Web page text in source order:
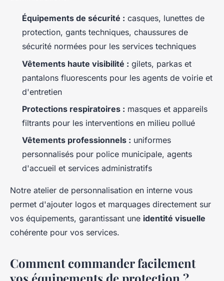
Équipements de sécurité : casques, lunettes de
protection, gants techniques, chaussures de
sécurité normées pour les services techniques
Vêtements haute visibilité : gilets, parkas et
pantalons fluorescents pour les agents de voirie et
d'entretien
Protections respiratoires : masques et appareils
filtrants pour les interventions en milieu pollué
Vêtements professionnels : uniformes
personnalisés pour police municipale, agents
d'accueil et services administratifs
Notre atelier de personnalisation en interne vous
permet d'ajouter logos et marquages directement sur
vos équipements, garantissant une identité visuelle
cohérente pour vos services.
Comment commander facilement